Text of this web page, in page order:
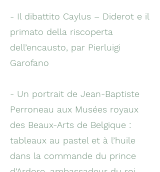
- Il dibattito Caylus – Diderot e il
primato della riscoperta
dell’encausto, par Pierluigi
Garofano
- Un portrait de Jean-Baptiste
Perroneau aux Musées royaux
des Beaux-Arts de Belgique :
tableaux au pastel et à l’huile
dans la commande du prince